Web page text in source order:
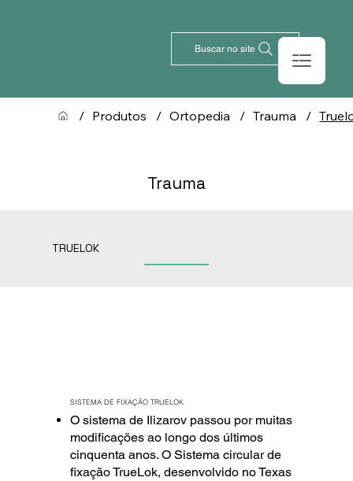
Buscar no site
/ Produtos / Ortopedia / Trauma /
Trauma
TRUELOK
SISTEMA DE FIXAÇÃO TRUELOK
O sistema de Ilizarov passou por muitas
modificações ao longo dos últimos
cinquenta anos. O Sistema circular de
fixação TrueLok, desenvolvido no Texas